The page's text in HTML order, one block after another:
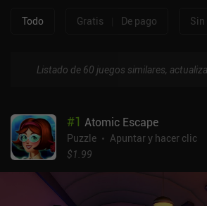
Todo Gratis De pago
Listado de 60 juegos similares,
#1 Atomic Escape
Puzzle
Apuntar y hacer clic
$1.99